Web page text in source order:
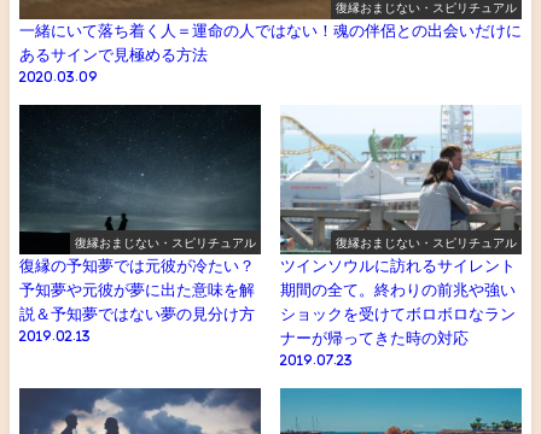
復縁おまじない・スピリチュアル
一緒にいて落ち着く人＝運命の人ではない！魂の伴侶との出会いだけに
あるサインで見極める方法
2020.03.09
復縁おまじない・スピリチュアル
復縁の予知夢では元彼が冷たい？
予知夢や元彼が夢に出た意味を解
説＆予知夢ではない夢の見分け方
2019.02.13
復縁おまじない・スピリチュアル
ツインソウルに訪れるサイレント
期間の全て。終わりの前兆や強い
ショックを受けてボロボロなラン
ナーが帰ってきた時の対応
2019.07.23